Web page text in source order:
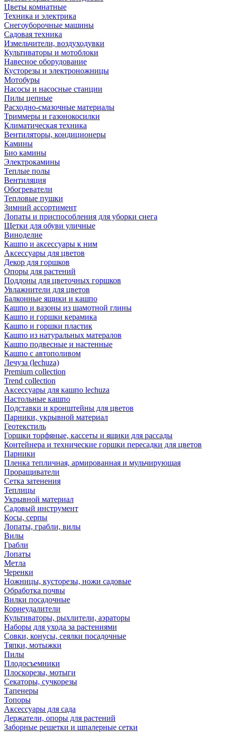
Цветы комнатные
Техника и электрика
Снегоуборочные машины
Садовая техника
Измельчители, воздуходувки
Культиваторы и мотоблоки
Навесное оборудование
Кусторезы и электроножницы
Мотобуры
Насосы и насосные станции
Пилы цепные
Расходно-смазочные материалы
Триммеры и газонокосилки
Климатическая техника
Вентиляторы, кондиционеры
Камины
Био камины
Электрокамины
Теплые полы
Вентиляция
Обогреватели
Тепловые пушки
Зимний ассортимент
Лопаты и приспособления для уборки снега
Щетки для обуви уличные
Виноделие
Кашпо и аксессуары к ним
Аксессуары для цветов
Декор для горшков
Опоры для растений
Поддоны для цветочных горшков
Увлажнители для цветов
Балконные ящики и кашпо
Кашпо и вазоны из шамотной глины
Кашпо и горшки керамика
Кашпо и горшки пластик
Кашпо из натуральных матералов
Кашпо подвесные и настенные
Кашпо с автополивом
Лечуза (lechuza)
Premium collection
Trend collection
Аксессуары для кашпо lechuza
Настольные кашпо
Подставки и кронштейны для цветов
Парники, укрывной материал
Геотекстиль
Горшки торфяные, кассеты и ящики для рассады
Контейнера и технические горшки пересадки для цветов
Парники
Пленка тепличная, армированная и мульчирующая
Проращиватели
Сетка затенения
Теплицы
Укрывной материал
Садовый инструмент
Косы, серпы
Лопаты, грабли, вилы
Вилы
Грабли
Лопаты
Метла
Черенки
Ножницы, кусторезы, ножи садовые
Обработка почвы
Вилки посадочные
Корнеудалители
Культиваторы, рыхлители, аэраторы
Наборы для ухода за растениями
Совки, конусы, сеялки посадочные
Тяпки, мотыжки
Пилы
Плодосъемники
Плоскорезы, мотыги
Секаторы, сучкорезы
Тапенеры
Топоры
Аксессуары для сада
Держатели, опоры для растений
Заборные решетки и шпалерные сетки